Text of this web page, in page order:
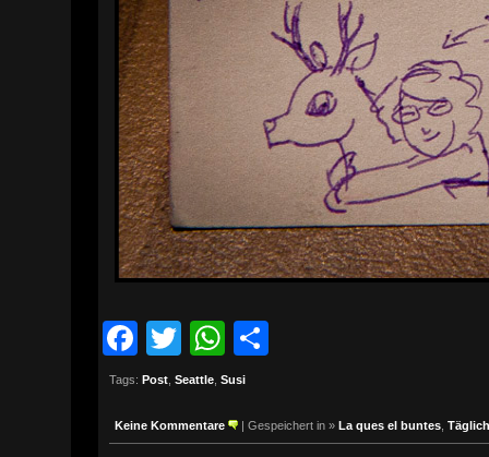
Facebook
TwitterWhatsApp
Tags: Post Seattle Susi
Keine Kommentare | Gespeichert in » La ques el buntes